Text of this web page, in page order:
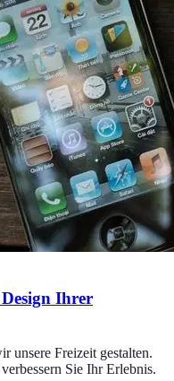
Ihrer
unsere Freizeit gestalten.
Sie Ihr Erlebnis.